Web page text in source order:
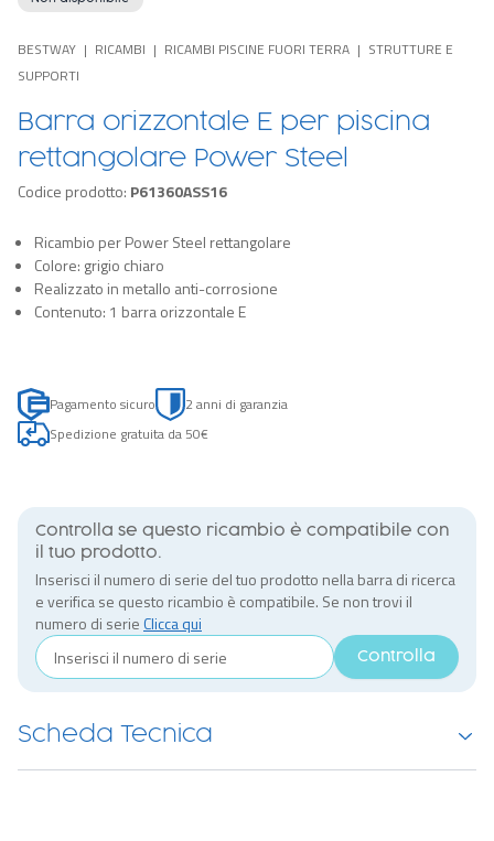
BESTWAY RICAMBI RICAMBI PISCINE FUORI TERRA
STRUTTURE E
SUPPORTI
Barra orizzontale E per piscina
rettangolare Power Steel
Codice prodotto: P61360ASS16
Ricambio per Power Steel rettangolare
Colore: grigio chiaro
Realizzato in metallo anti-corrosione
Contenuto: 1 barra orizzontale E
Pagamento sicuro
2 anni di garanzia
Spedizione gratuita da 50€
Controlla se questo ricambio è compatibile con
il tuo prodotto.
Inserisci il numero di serie del tuo prodotto nella barra di ricerca
e verifica se questo ricambio è compatibile. Se non trovi il
numero di serie Clicca qui
Controlla
Scheda Tecnica